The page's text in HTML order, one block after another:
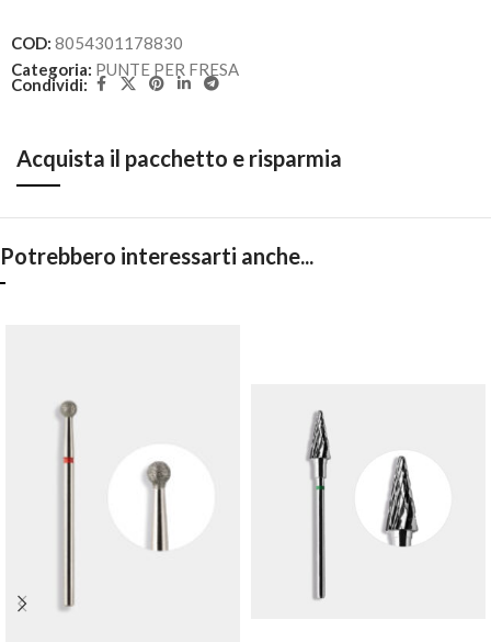
COD: 8054301178830
Categoria: PUNTE PER FRESA
Condividi:
Acquista il pacchetto e risparmia
Potrebbero interessarti anche...